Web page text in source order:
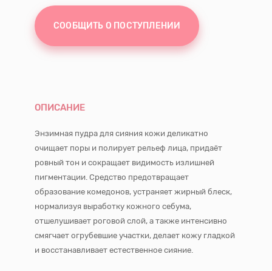
СООБЩИТЬ О ПОСТУПЛЕНИИ
ОПИСАНИЕ
Энзимная пудра для сияния кожи деликатно
очищает поры и полирует рельеф лица, придаёт
ровный тон и сокращает видимость излишней
пигментации. Средство предотвращает
образование комедонов, устраняет жирный блеск,
нормализуя выработку кожного себума,
отшелушивает роговой слой, а также интенсивно
смягчает огрубевшие участки, делает кожу гладкой
и восстанавливает естественное сияние.